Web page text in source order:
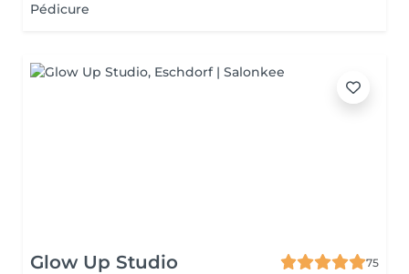
Pédicure
Glow Up Studio
75